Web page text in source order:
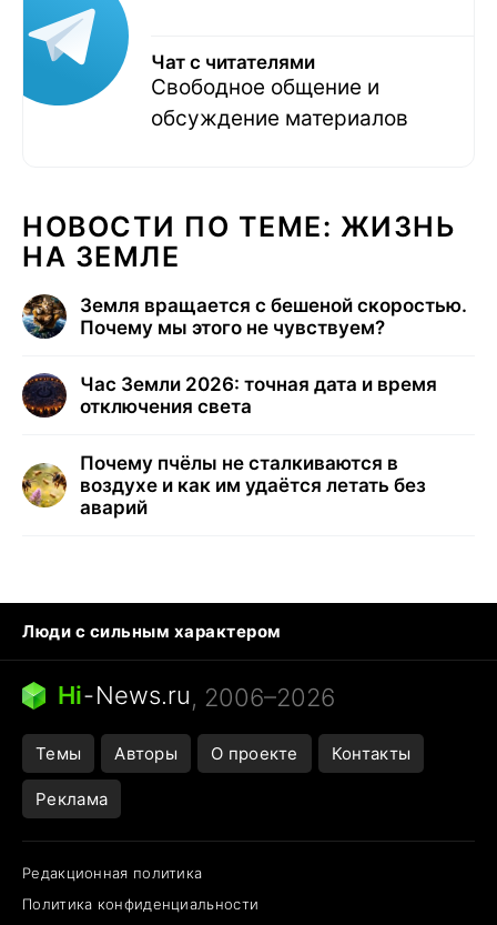
Чат с читателями
Свободное общение и
обсуждение материалов
НОВОСТИ ПО ТЕМЕ: ЖИЗНЬ
НА ЗЕМЛЕ
Земля вращается с бешеной скоростью.
Почему мы этого не чувствуем?
Час Земли 2026: точная дата и время
отключения света
Почему пчёлы не сталкиваются в
воздухе и как им удаётся летать без
аварий
Люди с сильным характером
Кошка писает на кровать
Тунцы в океанариуме
Ядовитые пауки России
Города в ядерной войне
Hi-News.ru, 2006–2026
Темы Авторы О проекте Контакты
Реклама
Редакционная политика
Политика конфиденциальности